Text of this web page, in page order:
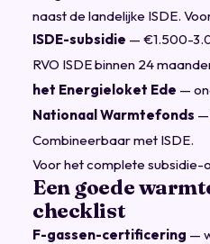
naast de landelijke ISDE.
ISDE-subsidie — €1.500-
RVO ISDEbinnen 24
het Energieloket Ede —
Nationaal Warmtefonds —
Combineerbaar met ISDE.
Voor het complete subsidie-
Een goede
checklist
F-gassen-certificering —